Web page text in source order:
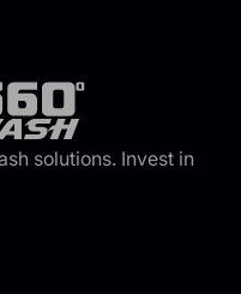
solutions. Invest in